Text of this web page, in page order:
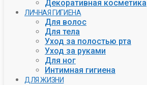
Декоративная косметика
ЛИЧНАЯ ГИГИЕНА
Для волос
Для тела
Уход за полостью рта
Уход за руками
Для ног
Интимная гигиена
ДЛЯ ЖИЗНИ